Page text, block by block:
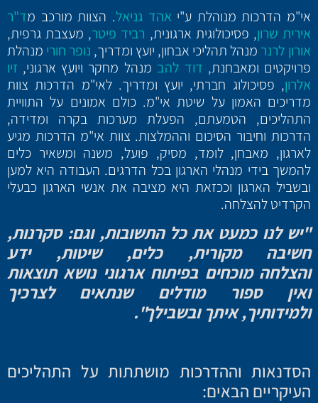
אי"מ הדרכות מנוהלת ע"י אהד גניאל. הצוות מורכב מד"ר
אירית שרון, פסיכולוגית ארגונית, רביד פיטר, מעצבת גרפית,
אורון לרנר מנהל תהליכי אבחון, יועץ ומדריך, נופר חורי מנהלת
פרויקטים ומאבחנת, דוד להב מנהל מחקר ויועץ ארגוני, זיו
אלרון, פסיכולוג חברתי, יועץ ומדריך. לאי"מ הדרכות צוות
מדריכים האמון על שיטת אי"מ. כולם אמונים על התוויית
התהליכים, הטמעתם, הפעלת מערכות בקרה ומדידה,
הדרכות וחיבור הסיכום וההמלצות. צוות אי"מ הדרכות מגיע
לארגון, מאבחן, לומד, מסיק, פועל, משנה ומשאיר כלים
להמשך בידי מנהלי הארגון בכל הדרגים. העבודה היא למען
ובשביל הארגון וככזאת היא מציבה את אנשי הארגון כבעלי
הקרדיט להצלחה.
"יש לנו כמעט את כל התשובות, וגם: סקרנות,
חשיבה מקורית, כלים, שיטות, ידע
והצלחהמוכחים בפיתוח ארגוני נושא תוצאות
ואין ספור מודלים שנתאים לצרכיך
ולמידותיך,איתך ובשבילך".
הסדנאות וההדרכות מושתתות על התהליכים
העיקריים הבאים: